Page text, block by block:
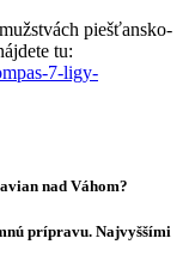
piešťansko-
tu:
7-ligy-
nad Váhom?
prípravu. Najvyššími